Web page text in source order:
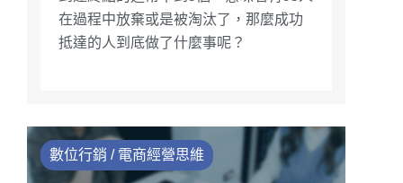
在過程中放棄或是被淘汰了，那麼成功
抵達的人到底做了什麼事呢？
數位行銷 / 電商經營思維